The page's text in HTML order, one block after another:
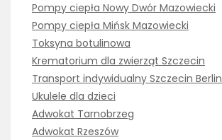
Pompy ciepła Nowy Dwór Mazowiecki
Pompy ciepła Mińsk Mazowiecki
Toksyna botulinowa
Krematorium dla zwierząt Szczecin
Transport indywidualny Szczecin Berlin
Ukulele dla dzieci
Adwokat Tarnobrzeg
Adwokat Rzeszów